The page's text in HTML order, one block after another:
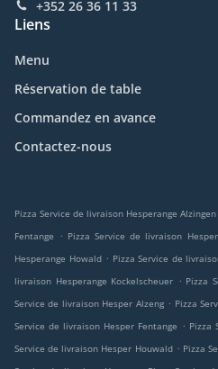
+352 26 36 11 33
Liens
Menu
Réservation de table
Commandez en avance
Contactez-nous
Pizza Service de livraison Hesperange Alzingen
Fentange
. Pizza Service de livraison
Hesperange Howald . Pizza Service de
livraison Hesperange Kockelscheuer . Pizza
Service de livraison Hesper Alzeng . Pizza
Service de livraison Hesper Fentange . Pizza
Service de livraison Hesper Houwald . Pizza